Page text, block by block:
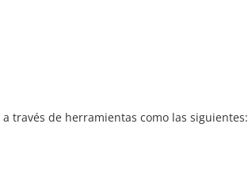
través de herramientas como las siguientes: